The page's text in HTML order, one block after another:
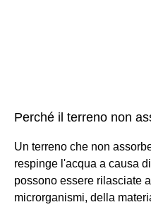
Perché il terreno non
Un terreno che non
respinge l'acqua a causa
possono essere rilasciate
microrganismi, della